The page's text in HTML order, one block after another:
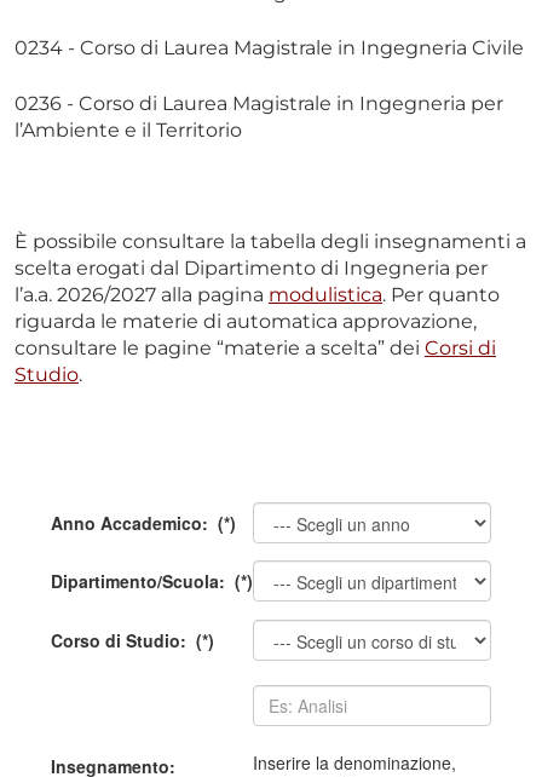
0234 - Corso di Laurea Magistrale in Ingegneria Civile
0236 - Corso di Laurea Magistrale in Ingegneria per
l’Ambiente e il Territorio
È possibile consultare la tabella degli insegnamenti a
scelta erogati dal Dipartimento di Ingegneria per
l’a.a. 2026/2027 alla pagina modulistica. Per quanto
riguarda le materie di automatica approvazione,
consultare le pagine “materie a scelta” dei Corsi di
Studio.